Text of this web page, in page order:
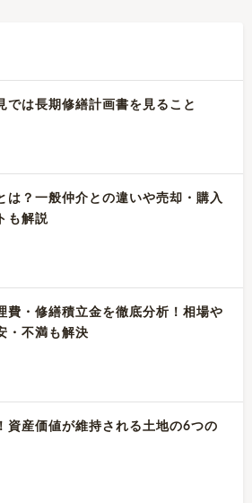
では長期修繕計画書を見ること
は？一般仲介との違いや売却・購入
も解説
費・修繕積立金を徹底分析！相場や
・不満も解決
資産価値が維持される土地の6つの